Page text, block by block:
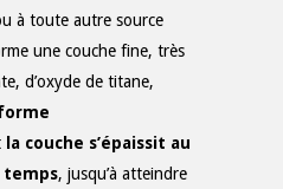
à toute autre source
une couche fine, très
d’oxyde de titane,
la couche s’épaissit au
temps, jusqu’à atteindre